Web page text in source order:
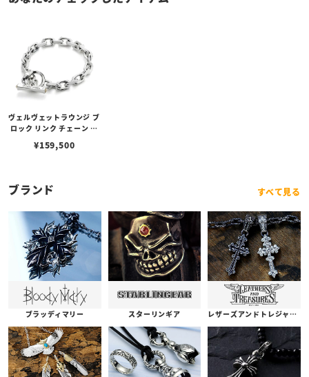
ヴェルヴェットラウンジ ブ
ロック リンク チェーン ブ
ダイヤモンド
¥159,500
ブランド すべて見る
ブラッディマリー スターリンギア レザーズアンドトレジャーズ